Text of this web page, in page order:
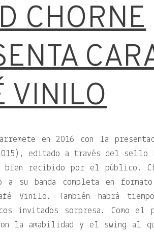
CHORNE
VINILO
arremete en 2016 con la
editado a través del sello
bien recibido por el público.
a su banda completa en
Vinilo. También habrá
invitados sorpresa. Como el
la amabilidad y el swing al